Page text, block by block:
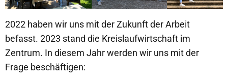
2022 haben wir uns mit der Zukunft der Arbeit
befasst. 2023 stand die Kreislaufwirtschaft im
Zentrum. In diesem Jahr werden wir uns mit der
Frage beschäftigen: